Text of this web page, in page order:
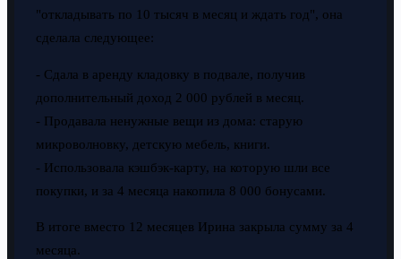
"откладывать по 10 тысяч в месяц и ждать год", она
сделала следующее:
- Сдала в аренду кладовку в подвале, получив
дополнительный доход 2 000 рублей в месяц.
- Продавала ненужные вещи из дома: старую
микроволновку, детскую мебель, книги.
- Использовала кэшбэк-карту, на которую шли все
покупки, и за 4 месяца накопила 8 000 бонусами.
В итоге вместо 12 месяцев Ирина закрыла сумму за 4
месяца.